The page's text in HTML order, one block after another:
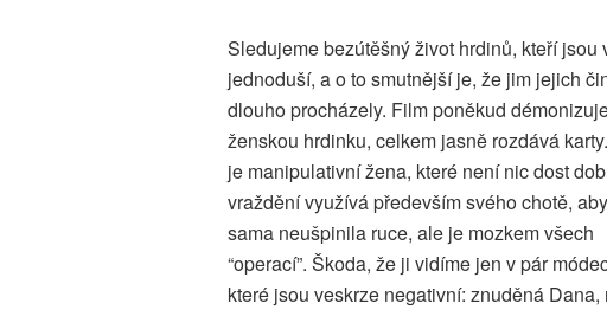
Sledujeme bezútěšný život hrdinů, kteří jsou
jednoduší, a o to smutnější je, že jim jejich
dlouho procházely. Film poněkud
ženskou hrdinku, celkem jasně rozdává
je manipulativní žena, které není nic dost
vraždění využívá především svého chotě,
sama neušpinila ruce, ale je mozkem všech
“operací”. Škoda, že ji vidíme jen v pár
které jsou veskrze negativní: znuděná